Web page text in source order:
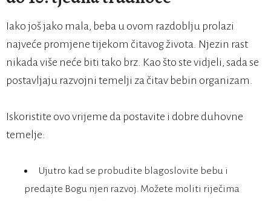
Iako još jako mala, beba u ovom razdoblju prolazi
najveće promjene tijekom čitavog života. Njezin rast
nikada više neće biti tako brz. Kao što ste vidjeli, sada se
postavljaju razvojni temelji za čitav bebin organizam.
Iskoristite ovo vrijeme da postavite i dobre duhovne
temelje:
Ujutro kad se probudite blagoslovite bebu i
predajte Bogu njen razvoj. Možete moliti riječima